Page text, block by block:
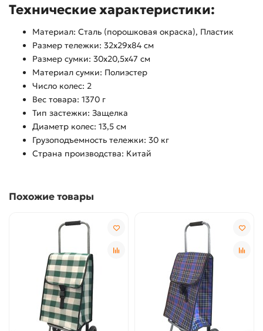
Технические характеристики:
Материал: Сталь (порошковая окраска), Пластик
Размер тележки: 32х29х84 см
Размер сумки: 30х20,5х47 см
Материал сумки: Полиэстер
Число колес: 2
Вес товара: 1370 г
Тип застежки: Защелка
Диаметр колес: 13,5 см
Грузоподъемность тележки: 30 кг
Страна производства: Китай
Похожие товары